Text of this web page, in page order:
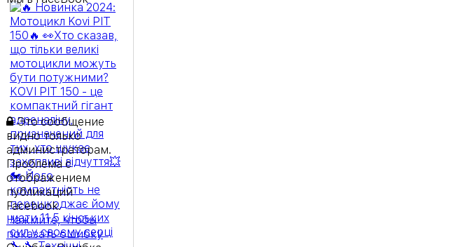
Это сообщение
видно только
администраторам.
Проблема с
отображением
публикаций
Facebook.
Нажмите, чтобы
показать ошибку